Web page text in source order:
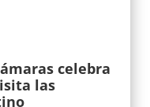
celebra
las